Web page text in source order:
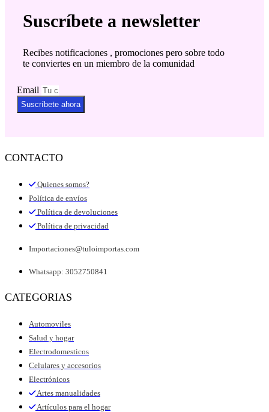
Suscríbete a newsletter
Recibes notificaciones , promociones pero sobre todo
te conviertes en un miembro de la comunidad
Email
Suscríbete ahora
CONTACTO
Quienes somos?
Política de envíos
Política de devoluciones
Política de privacidad
Importaciones@tuloimportas.com
Whatsapp: 3052750841
CATEGORIAS
Automoviles
Salud y hogar
Electrodomesticos
Celulares y accesorios
Electrónicos
Artes manualidades
Artículos para el hogar